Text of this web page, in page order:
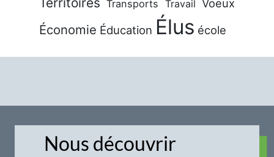
Transports Travail Voeux
Économie Éducation Élus école
Nous découvrir